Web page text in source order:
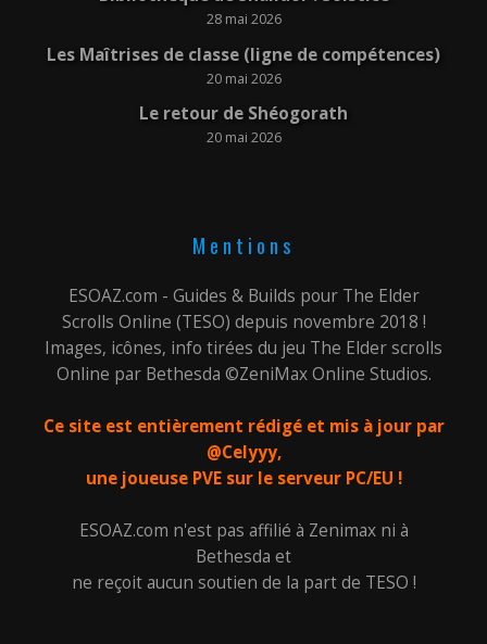
28 mai 2026
Les Maîtrises de classe (ligne de compétences)
20 mai 2026
Le retour de Shéogorath
20 mai 2026
Mentions
ESOAZ.com - Guides & Builds pour The Elder
Scrolls Online (TESO) depuis novembre 2018 !
Images, icônes, info tirées du jeu The Elder scrolls
Online par Bethesda ©ZeniMax Online Studios.
Ce site est entièrement rédigé et mis à jour par
@Celyyy,
une joueuse PVE sur le serveur PC/EU !
ESOAZ.com n'est pas affilié à Zenimax ni à
Bethesda et
ne reçoit aucun soutien de la part de TESO !